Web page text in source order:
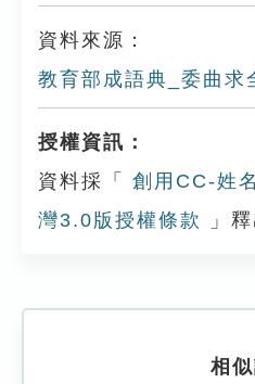
資料來源：
教育部成語典_委曲求
授權資訊：
資料採「
創用CC-姓
灣3.0版授權條款
」釋
相似